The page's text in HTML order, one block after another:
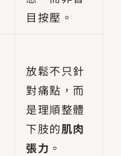
目按壓。
放鬆不只針
對痛點，而
是理順整體
下肢的肌肉
張力 。